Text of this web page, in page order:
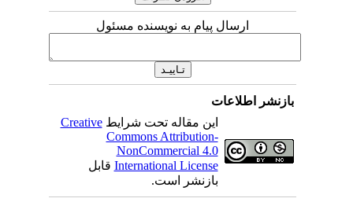
ارسال پیام به نویسنده مسئول
بازنشر اطلاعات
این مقاله تحت شرایطCreative
Commons Attribution-
NonCommercial 4.0
International Licenseقابل
بازنشر است.